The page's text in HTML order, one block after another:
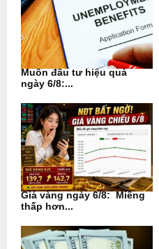
Muốn đầu tư hiệu quả
ngày 6/8:...
Giá vàng ngày 6/8: Miếng
thấp hơn...